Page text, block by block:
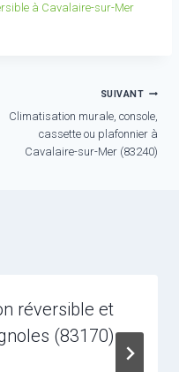
à Cavalaire-sur-Mer
SUIVANT
Climatisation murale, console,
cassette ou plafonnier à
Cavalaire-sur-Mer (83240)
réversible et
(83170)